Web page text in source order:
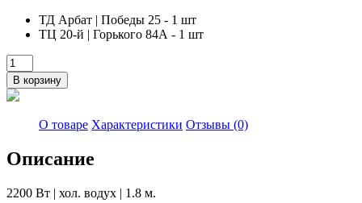
ТД Арбат | Победы 25 - 1 шт
ТЦ 20-й | Горького 84А - 1 шт
Количество
товара
Фен
TEFAL
Dry
В корзину
О товаре Характеристики Отзывы (0)
Описание
2200 Вт | хол. водух | 1.8 м.